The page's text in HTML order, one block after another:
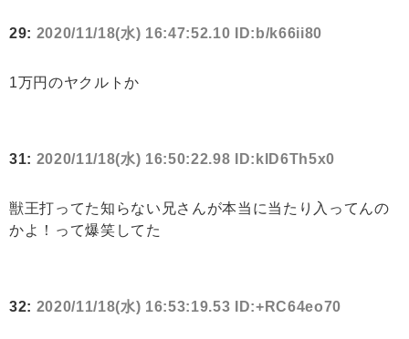
29: 2020/11/18(水) 16:47:52.10 ID:b/k66ii80
1万円のヤクルトか
31: 2020/11/18(水) 16:50:22.98 ID:kID6Th5x0
獣王打ってた知らない兄さんが本当に当たり入ってんの
かよ！って爆笑してた
32: 2020/11/18(水) 16:53:19.53 ID:+RC64eo70